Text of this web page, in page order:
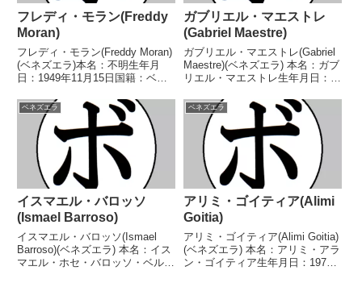
フレディ・モラン(Freddy
Moran)
フレディ・モラン(Freddy Moran)
(ベネズエラ)本名：不明生年月
日：1949年11月15日国籍：ベネ
【獲得タイトル】なし【戦歴】
1974/05/19 ○10R判定 (採点不
明) 浜田 洋一郎(極...
ガブリエル・マエストレ
(Gabriel Maestre)
ガブリエル・マエストレ(Gabriel
Maestre)(ベネズエラ) 本名：ガブ
リエル・マエストレ生年月日：
戦績：9戦7勝(6KO)1敗1分 【獲
得タイトル】2015年度パンアメ
リカンゲームスウェルター...
ベネズエラ
イスマエル・バロッソ
(Ismael Barroso)
イスマエル・バロッソ(Ismael
Barroso)(ベネズエラ) 本名：イス
マエル・ホセ・バロッソ・ベルネ
ベネズエラ
アリミ・ゴイティア(Alimi
Goitia)
アリミ・ゴイティア(Alimi Goitia)
(ベネズエラ) 本名：アリミ・アラ
ン・ゴイティア生年月日：1970